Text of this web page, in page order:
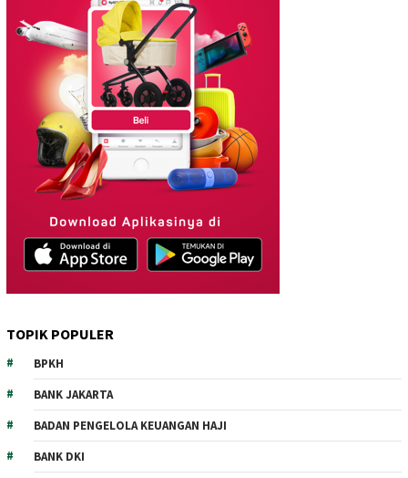
TOPIK POPULER
BPKH
BANK JAKARTA
BADAN PENGELOLA KEUANGAN HAJI
BANK DKI